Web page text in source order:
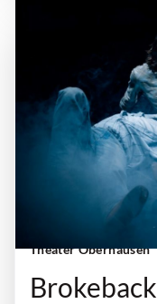
Sonntag, 20.
Theater Oberhausen